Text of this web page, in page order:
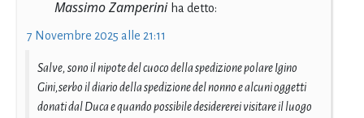
Massimo Zamperini ha detto:
7 Novembre 2025 alle 21:11
Salve, sono il nipote del cuoco della spedizione polare Igino
Gini,serbo il diario della spedizione del nonno e alcuni oggetti
donati dal Duca e quando possibile desidererei visitare il luogo